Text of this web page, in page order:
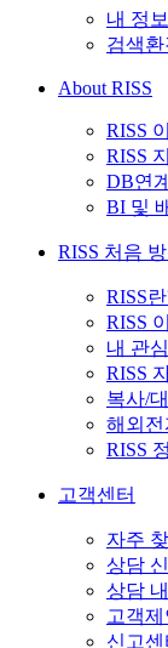
내 정보
검색
About RISS
RISS
RISS
DB연
BI 및
RISS 처음
RISS
RISS
내 관
RISS
복사/
해외전
RISS
고객센터
자주
상담
상담
고객
신고센